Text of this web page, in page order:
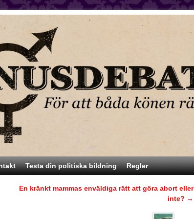
Testa din politiska bildning Regler
En kränkt mammas enväldiga rätt att göra abort eller
inte? →